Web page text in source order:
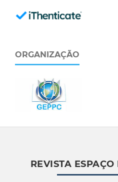
ORGANIZAÇÃO
REVISTA